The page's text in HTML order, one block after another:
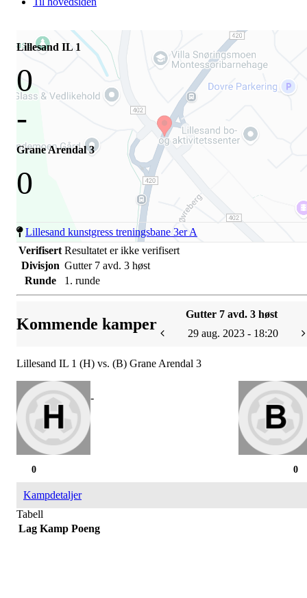
Lillesand IL 1
0
-
Grane Arendal 3
0
Lillesand kunstgress treningsbane 3er A
Verifisert Resultatet er ikke verifisert
Divisjon Gutter 7 avd. 3 høst
Runde
1. runde
Kommende kamper
Gutter 7 avd. 3 høst
29 aug. 2023 - 18:20
Lillesand IL 1 (H) vs. (B) Grane Arendal 3
-
0
0
Kampdetaljer
Tabell
Lag Kamp Poeng